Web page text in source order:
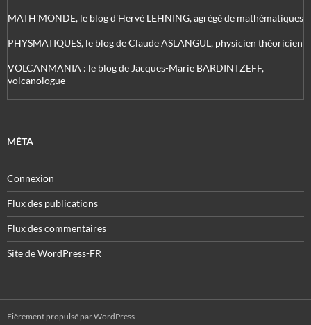
MATH'MONDE, le blog d'Hervé LEHNING, agrégé de mathématiques
PHYSMATIQUES, le blog de Claude ASLANGUL, physicien théoricien
VOLCANMANIA : le blog de Jacques-Marie BARDINTZEFF,
volcanologue
MÉTA
Connexion
Flux des publications
Flux des commentaires
Site de WordPress-FR
Fièrement propulsé par WordPress